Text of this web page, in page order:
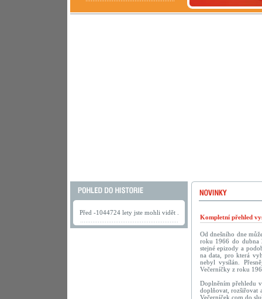
Před -1044724 lety jste mohli vidět .
Kompletní přehled
Od dnešního dne
roku 1966 do dubna
stejné epizody a
na data, pro která
nebyl vysílán.
Večerníčky z roku
Doplněním přehledu
doplňovat, rozšiřovat
Večerníček.com do